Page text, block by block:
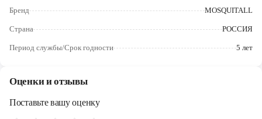
Череповец
Ярославль
Бренд MOSQUITALL
Страна РОССИЯ
Период службы/Срок годности 5 лет
Оценки и отзывы
Поставьте вашу оценку